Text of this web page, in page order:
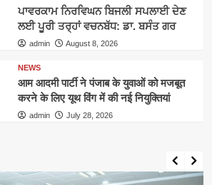
ਪਾਵਰਕਾਮ ਨਿਰਵਿਘਨ ਬਿਜਲੀ ਸਪਲਾਈ ਦੇਣ
ਲਈ ਪੂਰੀ ਤਰ੍ਹਾਂ ਵਚਨਬੱਧ: ਡਾ. ਬਸੰਤ ਗਰ
admin August 8, 2026
NEWS
आम आदमी पार्टी ने पंजाब के युवाओं को मजबूत
करने के लिए यूथ विंग में की नई नियुक्तियां
admin July 28, 2026